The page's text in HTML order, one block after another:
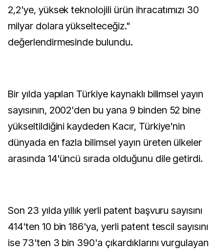
2,2'ye, yüksek teknolojili ürün ihracatımızı 30
milyar dolara yükselteceğiz."
değerlendirmesinde bulundu.
Bir yılda yapılan Türkiye kaynaklı bilimsel yayın
sayısının, 2002'den bu yana 9 binden 52 bine
yükseltildiğini kaydeden Kacır, Türkiye'nin
dünyada en fazla bilimsel yayın üreten ülkeler
arasında 14'üncü sırada olduğunu dile getirdi.
Son 23 yılda yıllık yerli patent başvuru sayısını
414'ten 10 bin 186'ya, yerli patent tescil sayısını
ise 73'ten 3 bin 390'a çıkardıklarını vurgulayan